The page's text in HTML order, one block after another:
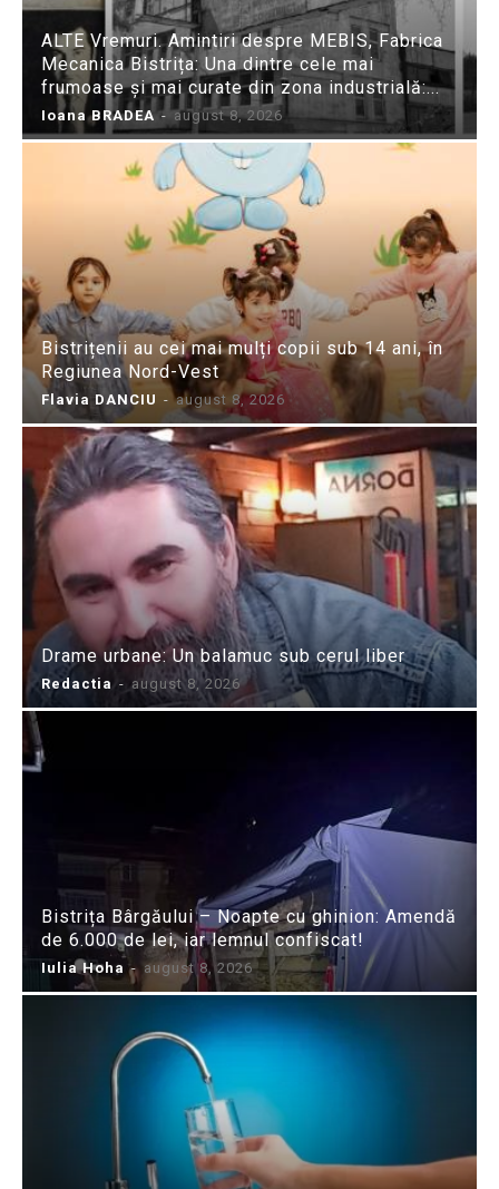
ALTE Vremuri. Amintiri despre MEBIS, Fabrica
Mecanica Bistrița: Una dintre cele mai
frumoase și mai curate din zona industrială:...
Ioana BRADEA - august 8, 2026
Bistrițenii au cei mai mulți copii sub 14 ani, în
Regiunea Nord-Vest
Flavia DANCIU - august 8, 2026
Drame urbane: Un balamuc sub cerul liber
Redactia - august 8, 2026
Bistrița Bârgăului – Noapte cu ghinion: Amendă
de 6.000 de lei, iar lemnul confiscat!
Iulia Hoha - august 8, 2026